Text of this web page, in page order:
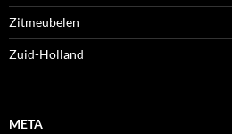
Zitmeubelen
Zuid-Holland
META